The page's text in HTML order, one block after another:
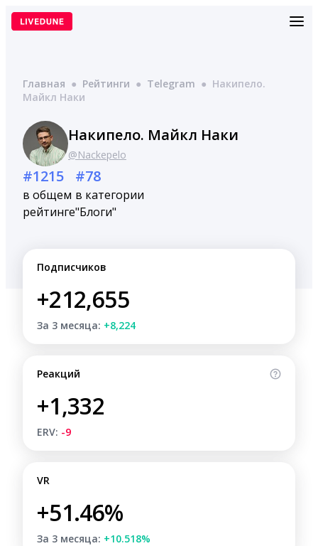
Перейти
Главная ● Рейтинги ● Telegram ● Накипело.
Майкл Наки
Накипело. Майкл Наки
@Nackepelo
#1215
в общем
рейтинге
#78
в категории
"Блоги"
Подписчиков
+212,655
За 3 месяца: +8,224
Реакций
+1,332
ERV: -9
VR
+51.46%
За 3 месяца: +10.518%